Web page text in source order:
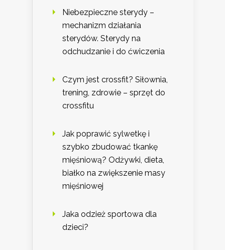
Niebezpieczne sterydy –
mechanizm działania
sterydów. Sterydy na
odchudzanie i do ćwiczenia
Czym jest crossfit? Siłownia,
trening, zdrowie – sprzęt do
crossfitu
Jak poprawić sylwetkę i
szybko zbudować tkankę
mięśniową? Odżywki, dieta,
białko na zwiększenie masy
mięśniowej
Jaka odzież sportowa dla
dzieci?